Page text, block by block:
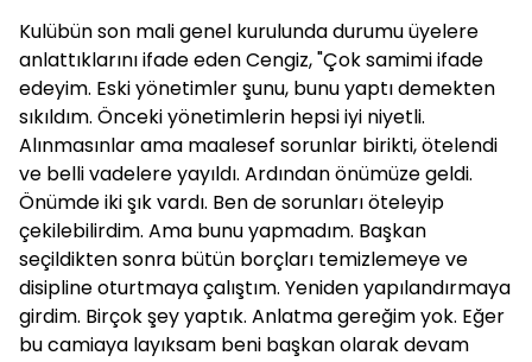
Kulübün son mali genel kurulunda durumu üyelere
anlattıklarını ifade eden Cengiz, "Çok samimi ifade
edeyim. Eski yönetimler şunu, bunu yaptı demekten
sıkıldım. Önceki yönetimlerin hepsi iyi niyetli.
Alınmasınlar ama maalesef sorunlar birikti, ötelendi
ve belli vadelere yayıldı. Ardından önümüze geldi.
Önümde iki şık vardı. Ben de sorunları öteleyip
çekilebilirdim. Ama bunu yapmadım. Başkan
seçildikten sonra bütün borçları temizlemeye ve
disipline oturtmaya çalıştım. Yeniden yapılandırmaya
girdim. Birçok şey yaptık. Anlatma gereğim yok. Eğer
bu camiaya layıksam beni başkan olarak devam